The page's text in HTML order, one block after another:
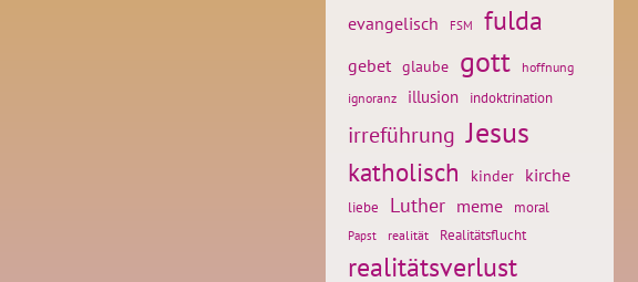
evangelisch FSM fulda
gebet glaube gott
hoffnung
ignoranz
illusion indoktrination
irreführung Jesus
katholisch kinder kirche
liebe Luther meme moral
Papst realität Realitätsflucht
realitätsverlust